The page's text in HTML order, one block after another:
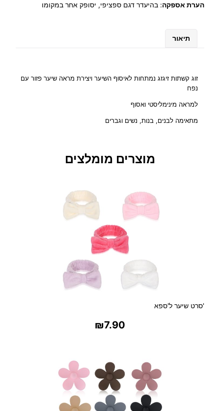
ש
ג
ת
ח
ו
הערת אספקה: בהיעדר דגם ספציפי, יסופק אחר במקומו
תיאור
זוג קשתות זיגזג נמתחות לאיסוף השיער ויצירת מראה שיער פזור עם
נפח
למראה מינימליסטי ואסוף
מתאימה לבנים, בנות, נשים וגברים
מוצרים מומלצים
'סרט שיער ל'ספא
₪7.90